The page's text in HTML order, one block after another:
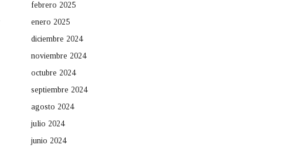
febrero 2025
enero 2025
diciembre 2024
noviembre 2024
octubre 2024
septiembre 2024
agosto 2024
julio 2024
junio 2024